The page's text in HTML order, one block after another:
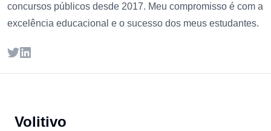
concursos públicos desde 2017. Meu compromisso é com a
excelência educacional e o sucesso dos meus estudantes.
TwitterLinkedIn
Volitivo